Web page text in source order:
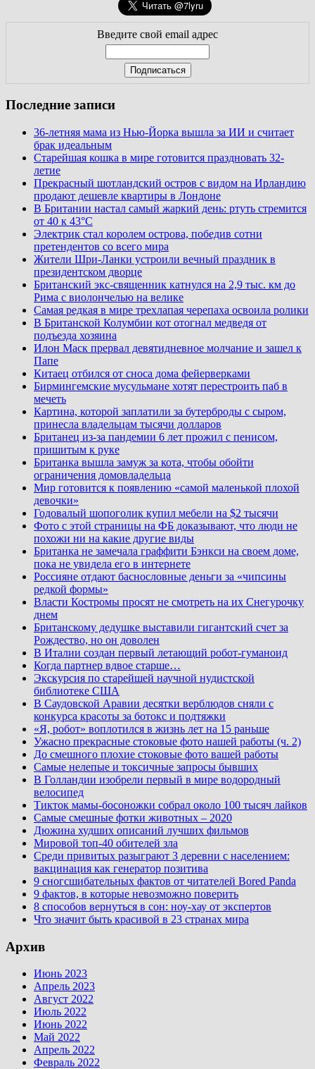
Введите свой email адрес
Последние записи
36-летняя мама из Нью-Йорка вышла за ИИ и считает
брак идеальным
Старейшая кошка в мире готовится праздновать 32-
летие
Прекрасный шотландский остров с видом на Ирландию
продают дешевле квартиры в Лондоне
В Британии настал самый жаркий день: ртуть стремится
от 40 к 43°C
Электрик стал королем острова, победив сотни
претендентов со всего мира
Жители Шри-Ланки устроили вечный праздник в
президентском дворце
Британский экс-священник катнулся на 2,9 тыс. км до
Рима с виолончелью на велике
Самая редкая в мире трехлапая черепаха освоила ролики
В Британской Колумбии кот отогнал медведя от
подъезда хозяина
Илон Маск прервал девятидневное молчание и зашел к
Папе
Китаец отбился от сноса дома фейерверками
Бирмингемские мусульмане хотят перестроить паб в
мечеть
Картина, которой заплатили за бутерброды с сыром,
принесла владельцам тысячи долларов
Британец из-за пандемии 6 лет прожил с пенисом,
пришитым к руке
Британка вышла замуж за кота, чтобы обойти
ограничения домовладельца
Мир готовится к появлению «самой маленькой плохой
девочки»
Годовалый шопоголик купил мебели на $2 тысячи
Фото с этой страницы на ФБ доказывают, что люди не
похожи ни на какие другие виды
Британка не замечала граффити Бэнкси на своем доме,
пока не увидела его в интернете
Россияне отдают баснословные деньги за «чипсины
редкой формы»
Власти Костромы просят не смотреть на их Снегурочку
днем
Британскому дедушке выставили гигантский счет за
Рождество, но он доволен
В Италии создан первый летающий робот-гуманоид
Когда партнер вдвое старше…
Экскурсия по старейшей научной нудистской
библиотеке США
В Саудовской Аравии десятки верблюдов сняли с
конкурса красоты за ботокс и подтяжки
«Я, робот» воплотился в жизнь лет на 15 раньше
Ужасно прекрасные стоковые фото нашей работы (ч. 2)
До смешного плохие стоковые фото вашей работы
Самые нелепые и токсичные запросы бывших
В Голландии изобрели первый в мире водородный
велосипед
Тикток мамы-босоножки собрал около 100 тысяч лайков
Самые смешные фотки животных – 2020
Дюжина худших описаний лучших фильмов
Мировой топ-40 обителей зла
Среди привитых разыграют 3 деревни с населением:
вакцинация как генератор позитива
9 сногсшибательных фактов от читателей Bored Panda
9 фактов, в которые невозможно поверить
8 способов вернуться в сон: ноу-хау от экспертов
Что значит быть красивой в 23 странах мира
Архив
Июнь 2023
Апрель 2023
Август 2022
Июль 2022
Июнь 2022
Май 2022
Апрель 2022
Февраль 2022